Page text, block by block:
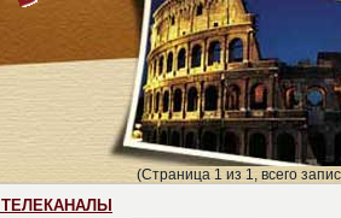
(Страница 1 из 1, всего